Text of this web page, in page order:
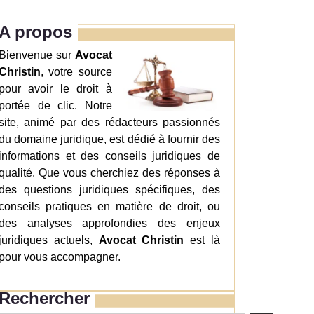
propos
sur Avocat
, votre source
avoir le droit à
de clic. Notre
animé par des rédacteurs passionnés
domaine juridique, est dédié à fournir des
et des conseils juridiques de
Que vous cherchiez des réponses à
questions juridiques spécifiques, des
pratiques en matière de droit, ou
analyses approfondies des enjeux
actuels, Avocat Christin est là
vous accompagner.